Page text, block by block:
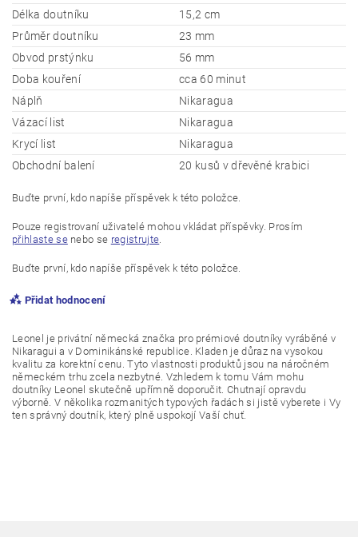
Délka doutníku
15,2 cm
Průměr doutníku
23 mm
Obvod prstýnku
56 mm
Doba kouření
cca 60 minut
Náplň
Nikaragua
Vázací list
Nikaragua
Krycí list
Nikaragua
Obchodní balení
20 kusů v dřevěné krabici
Buďte první, kdo napíše příspěvek k této položce.
Pouze registrovaní uživatelé mohou vkládat příspěvky. Prosím
přihlaste senebo se registrujte
Buďte první, kdo napíše příspěvek k této položce.
Přidat hodnocení
Leonel je privátní německá značka pro prémiové doutníky vyráběné v
Nikaragui a v Dominikánské republice. Kladen je důraz na vysokou
kvalitu za korektní cenu. Tyto vlastnosti produktů jsou na náročném
německém trhu zcela nezbytné. Vzhledem k tomu Vám mohu
doutníky Leonel skutečně upřímně doporučit. Chutnají opravdu
výborně. V několika rozmanitých typových řadách si jistě vyberete i Vy
ten správný doutník, který plně uspokojí Vaší chuť.